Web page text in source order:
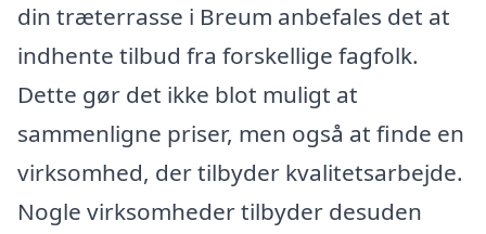
din træterrasse i Breum anbefales det at
indhente tilbud fra forskellige fagfolk.
Dette gør det ikke blot muligt at
sammenligne priser, men også at finde en
virksomhed, der tilbyder kvalitetsarbejde.
Nogle virksomheder tilbyder desuden